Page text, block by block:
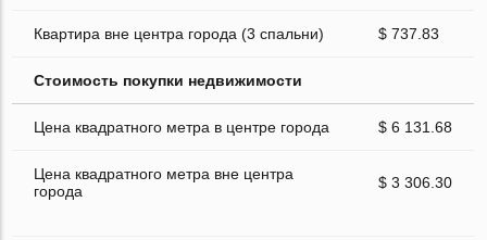
Квартира вне центра города (3 спальни) $ 737.83
Стоимость покупки недвижимости
Цена квадратного метра в центре города $ 6 131.68
Цена квадратного метра вне центра
города
$ 3 306.30